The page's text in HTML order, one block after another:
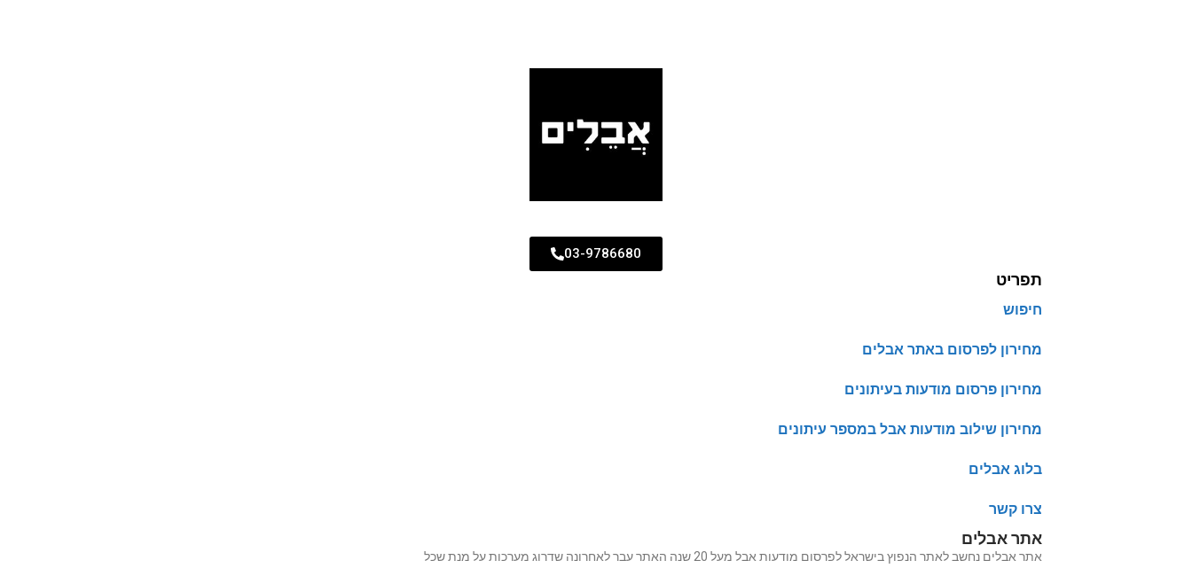
03-9786680
תפריט
חיפוש
מחירון לפרסום באתר אבלים
מחירון פרסום מודעות בעיתונים
מחירון שילוב מודעות אבל במספר עיתונים
בלוג אבלים
צרו קשר
אתר אבלים
אתר אבלים נחשב לאתר הנפוץ בישראל לפרסום מודעות אבל מעל 20 שנה האתר עבר לאחרונה שדרוג מערכות על מנת שכל